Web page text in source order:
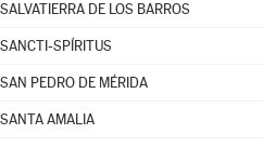
SALVATIERRA DE LOS BARROS
SANCTI-SPÍRITUS
SAN PEDRO DE MÉRIDA
SANTA AMALIA